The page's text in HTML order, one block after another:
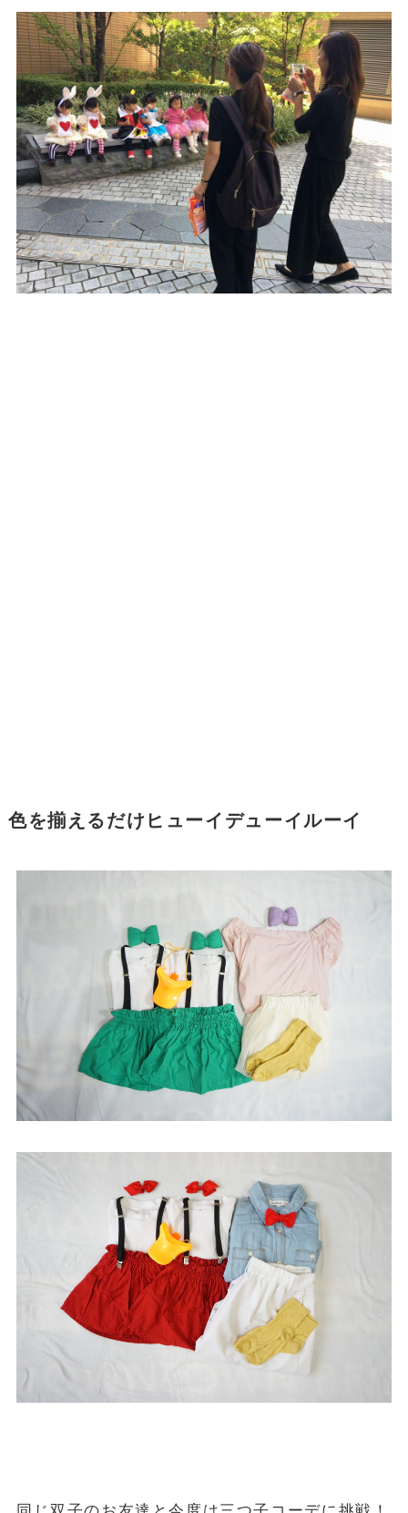
色を揃えるだけヒューイデューイルーイ